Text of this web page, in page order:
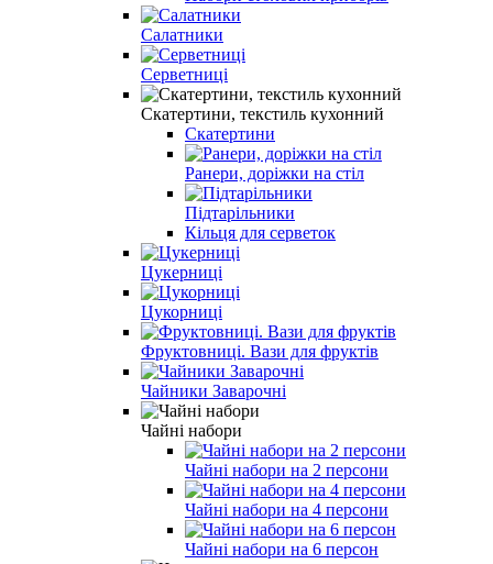
Салатники
Серветниці
Скатертини, текстиль кухонний
Скатертини
Ранери, доріжки на стіл
Підтарільники
Кільця для серветок
Цукерниці
Цукорниці
Фруктовниці. Вази для фруктів
Чайники Заварочні
Чайні набори
Чайні набори на 2 персони
Чайні набори на 4 персони
Чайні набори на 6 персон